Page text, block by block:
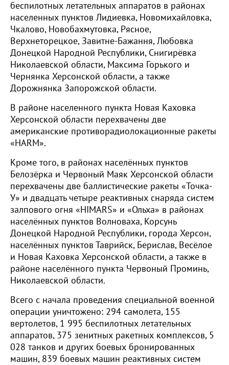
беспилотных летательных аппаратов в районах
населенных пунктов Лидиевка, Новомихайловка,
Чкалово, Новобахмутовка, Рясное,
Верхнеторецкое, Завитне-Бажання, Любовка
Донецкой Народной Республики, Снигирёвка
Николаевской области, Максима Горького и
Чернянка Херсонской области, а также
Дорожнянка Запорожской области.
В районе населенного пункта Новая Каховка
Херсонской области перехвачены две
американские противорадиолокационные ракеты
«HARM».
Кроме того, в районах населённых пунктов
Белозёрка и Червоный Маяк Херсонской области
перехвачены две баллистические ракеты «Точка-
У» и двадцать четыре реактивных снаряда систем
залпового огня «HIMARS» и «Ольха» в районах
населённых пунктов Волноваха, Корсунь
Донецкой Народной Республики, города Херсон,
населённых пунктов Таврийск, Берислав, Весёлое
и Новая Каховка Херсонской области, а также в
районе населённого пункта Червоный Проминь,
Николаевской области.
Всего с начала проведения специальной военной
операции уничтожено: 294 самолета, 155
вертолетов, 1 995 беспилотных летательных
аппаратов, 375 зенитных ракетных комплексов, 5
028 танков и других боевых бронированных
машин, 839 боевых машин реактивных систем